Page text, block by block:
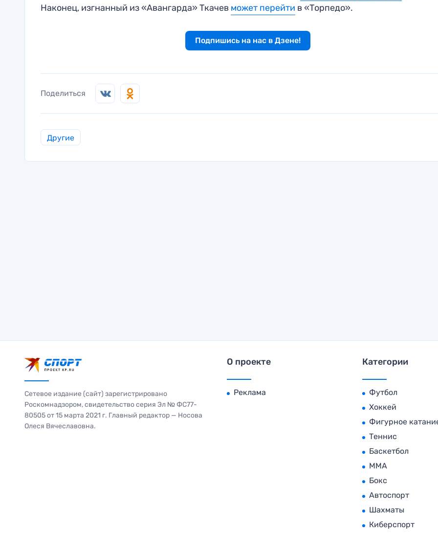
Наконец, изгнанный из «Авангарда» Ткачев может перейти в «Торпедо».
Подпишись на нас в Дзене!
Поделиться
Другие
Сетевое издание (сайт) зарегистрировано
Роскомнадзором, свидетельство серия Эл № ФС77-
80505 от 15 марта 2021 г. Главный редактор — Носова
Олеся Вячеславовна.
О проекте
Реклама
Категории
Футбол
Хоккей
Фигурное
Теннис
Баскетбол
MMA
Бокс
Автоспорт
Шахматы
Киберспорт